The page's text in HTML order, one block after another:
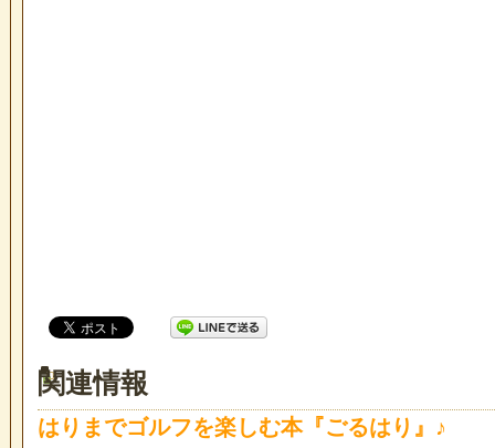
関連情報
はりまでゴルフを楽しむ本『ごるはり』♪